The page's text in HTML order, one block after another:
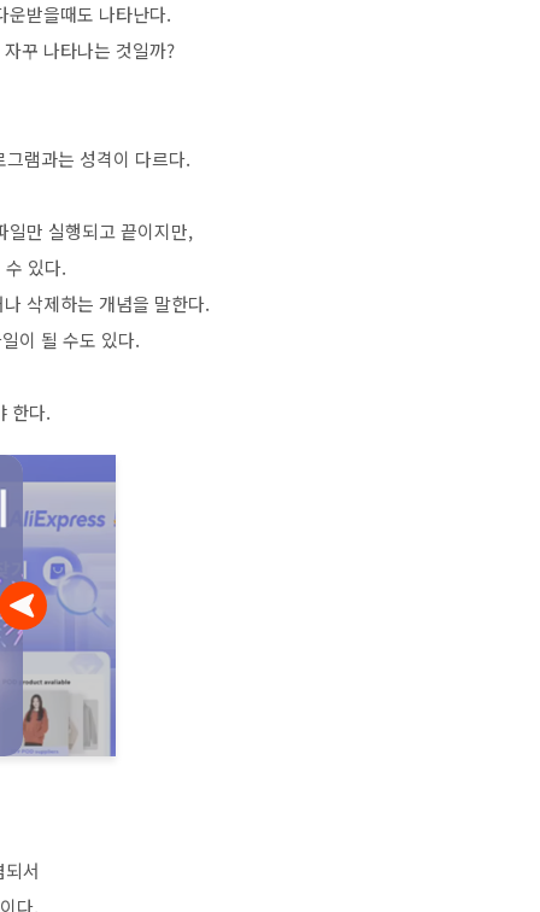
운받을때도 나타난다.
꾸 나타나는 것일까?
램과는 성격이 다르다.
일만 실행되고 끝이지만,
있다.
삭제하는 개념을 말한다.
이 될 수도 있다.
한다.
서
다.